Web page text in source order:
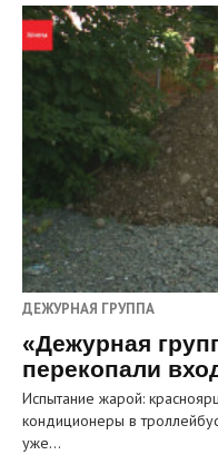
ДЕЖУРНАЯ ГРУППА
«Дежурная
перекопали
Испытание жарой:
кондиционеры в
уже…